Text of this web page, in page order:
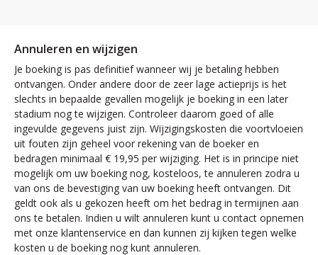
Annuleren en wijzigen
Je boeking is pas definitief wanneer wij je betaling hebben
ontvangen. Onder andere door de zeer lage actieprijs is het
slechts in bepaalde gevallen mogelijk je boeking in een later
stadium nog te wijzigen. Controleer daarom goed of alle
ingevulde gegevens juist zijn. Wijzigingskosten die voortvloeien
uit fouten zijn geheel voor rekening van de boeker en
bedragen minimaal € 19,95 per wijziging. Het is in principe niet
mogelijk om uw boeking nog, kosteloos, te annuleren zodra u
van ons de bevestiging van uw boeking heeft ontvangen. Dit
geldt ook als u gekozen heeft om het bedrag in termijnen aan
ons te betalen. Indien u wilt annuleren kunt u contact opnemen
met onze klantenservice en dan kunnen zij kijken tegen welke
kosten u de boeking nog kunt annuleren.